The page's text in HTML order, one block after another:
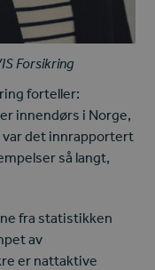
Forsikring
forteller:
innendørs i Norge,
var det innrapportert
så langt,
fra statistikken
av
er nattaktive